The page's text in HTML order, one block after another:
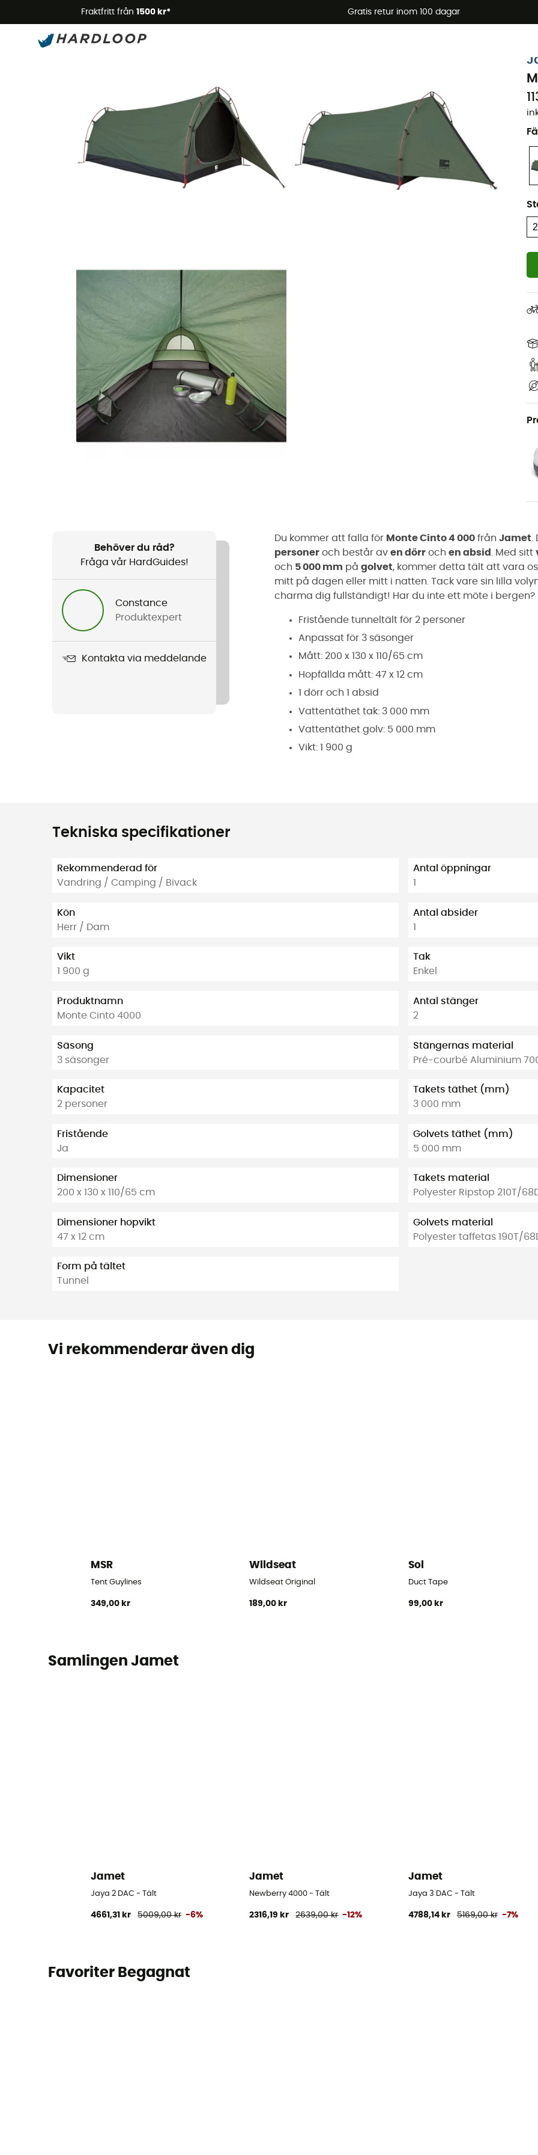
Fraktfritt från 1500 kr* Gratis retur inom 100 dagar
Sommarerbjudanden 🔥 -5 % EXTRA vid köp av 2 produkter* kod
Behöver du råd?
Fråga vår HardGuides!
Constance
Produktexpert
Kontakta via meddelande
Du kommer att falla för Monte Cinto 4 000 från Jamet
personer och består av en dörr och en absid . Med sitt
och 5 000 mm på golvet, kommer detta tält att vara
mitt på dagen eller mitt i natten. Tack vare sin lilla
charma dig fullständigt! Har du inte ett möte i bergen?
Fristående tunneltält för 2 personer
Anpassat för 3 säsonger
Mått: 200 x 130 x 110/65 cm
Hopfällda mått: 47 x 12 cm
1 dörr och 1 absid
Vattentäthet tak: 3 000 mm
Vattentäthet golv: 5 000 mm
Vikt: 1 900 g
Tekniska specifikationer
Rekommenderad för
Vandring / Camping / Bivack
Kön
Herr / Dam
Vikt
1 900 g
Produktnamn
Monte Cinto 4000
Säsong
3 säsonger
Kapacitet
2 personer
Fristående
Ja
Dimensioner
200 x 130 x 110/65 cm
Dimensioner hopvikt
47 x 12 cm
Form på tältet
Tunnel
Antal öppningar
1
Antal absider
1
Tak
Enkel
Antal stänger
2
Stängernas material
Pré-courbé Aluminium
Takets täthet (mm)
3 000 mm
Golvets täthet (mm)
5 000 mm
Takets material
Polyester Ripstop 210T/
Golvets material
Polyester taffetas 190T/
Vi rekommenderar även dig
MSR
Tent Guylines
349,00 kr
Wildseat
Wildseat Original
189,00 kr
Sol
Duct Tape
99,00 kr
Samlingen Jamet
Jamet
Jaya 2 DAC - Tält
4661,31 kr 5009,00 kr -6%
Jamet
Newberry 4000 - Tält
2316,19 kr 2639,00 kr -12%
Jamet
Jaya 3 DAC - Tält
4788,14 kr 5169,00 kr -7%
Favoriter Begagnat